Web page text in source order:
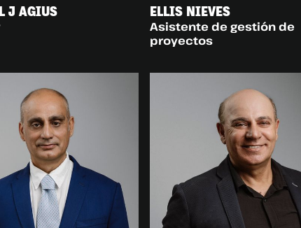
J AGIUS ELLIS NIEVES
Asistente de gestión de
proyectos